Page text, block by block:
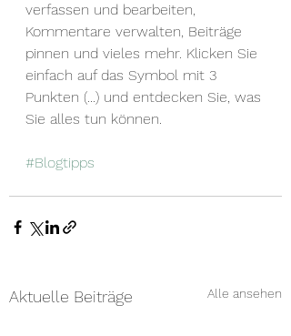
verfassen und bearbeiten,
Kommentare verwalten, Beiträge
pinnen und vieles mehr. Klicken Sie
einfach auf das Symbol mit 3
Punkten (...) und entdecken Sie, was
Sie alles tun können.
#Blogtipps
Aktuelle Beiträge Alle ansehen